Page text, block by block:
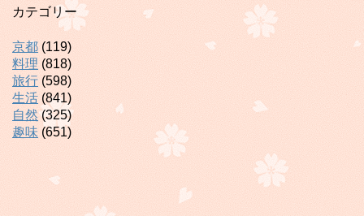
カテゴリー
京都 (119)
料理 (818)
旅行 (598)
生活 (841)
自然(325)
趣味 (651)